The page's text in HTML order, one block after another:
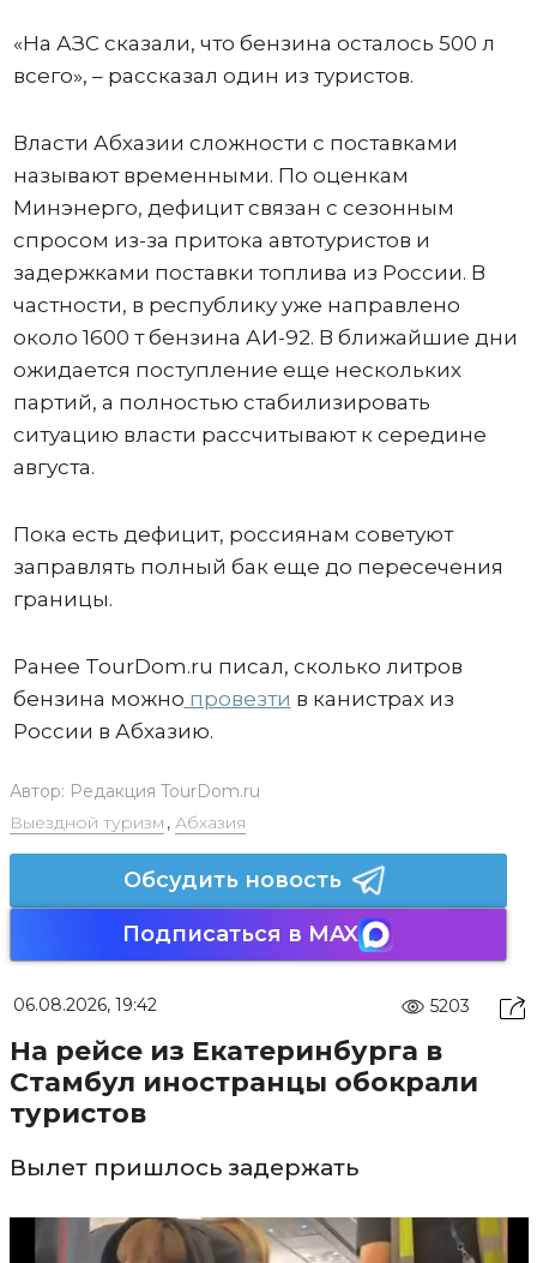
«На АЗС сказали, что бензина осталось 500 л
всего», – рассказал один из туристов.
Власти Абхазии сложности с поставками
называют временными. По оценкам
Минэнерго, дефицит связан с сезонным
спросом из-за притока автотуристов и
задержками поставки топлива из России. В
частности, в республику уже направлено
около 1600 т бензина АИ-92. В ближайшие дни
ожидается поступление еще нескольких
партий, а полностью стабилизировать
ситуацию власти рассчитывают к середине
августа.
Пока есть дефицит, россиянам советуют
заправлять полный бак еще до пересечения
границы.
Ранее TourDom.ru писал, сколько литров
бензина можно провезти в канистрах из
России в Абхазию.
Автор: Редакция TourDom.ru
Выездной туризм , Абхазия
Обсудить новость
Подписаться в MAX
06.08.2026, 19:42 5203
На рейсе из Екатеринбурга в
Стамбул иностранцы обокрали
туристов
Вылет пришлось задержать